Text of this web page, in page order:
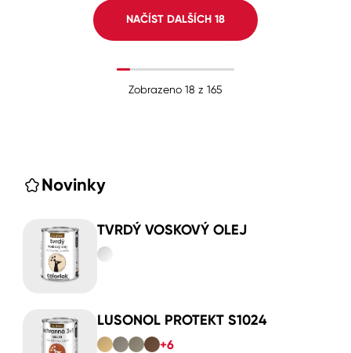
NAČÍST DALŠÍCH 18
Zobrazeno 18 z 165
Novinky
TVRDÝ VOSKOVÝ OLEJ
LUSONOL PROTEKT S1024
+6